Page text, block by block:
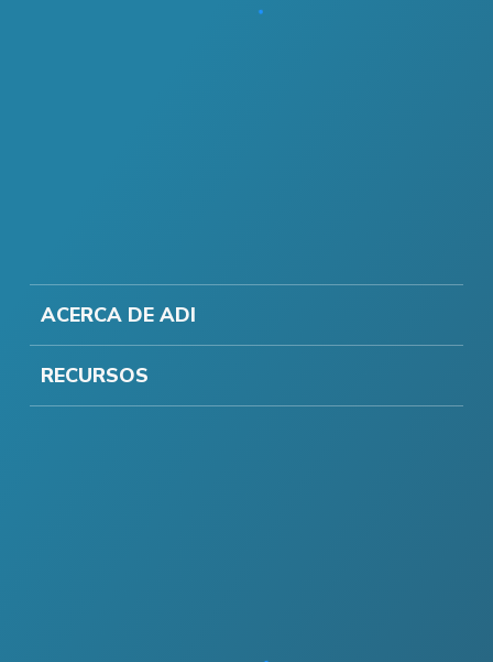
ACERCA DE ADI
RECURSOS